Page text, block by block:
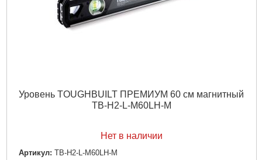
Уровень TOUGHBUILT ПРЕМИУМ 60 см магнитный
TB-H2-L-M60LH-M
Нет в наличии
Артикул: TB-H2-L-M60LH-M